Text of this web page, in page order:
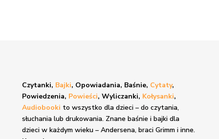
Czytanki, Bajki, Opowiadania, Baśnie, Cytaty,
Powiedzenia, Powieści, Wyliczanki, Kołysanki,
Audiobooki to wszystko dla dzieci – do czytania,
słuchania lub drukowania. Znane baśnie i bajkidla
dzieci w każdym wieku – Andersena, braci Grimm i inne.